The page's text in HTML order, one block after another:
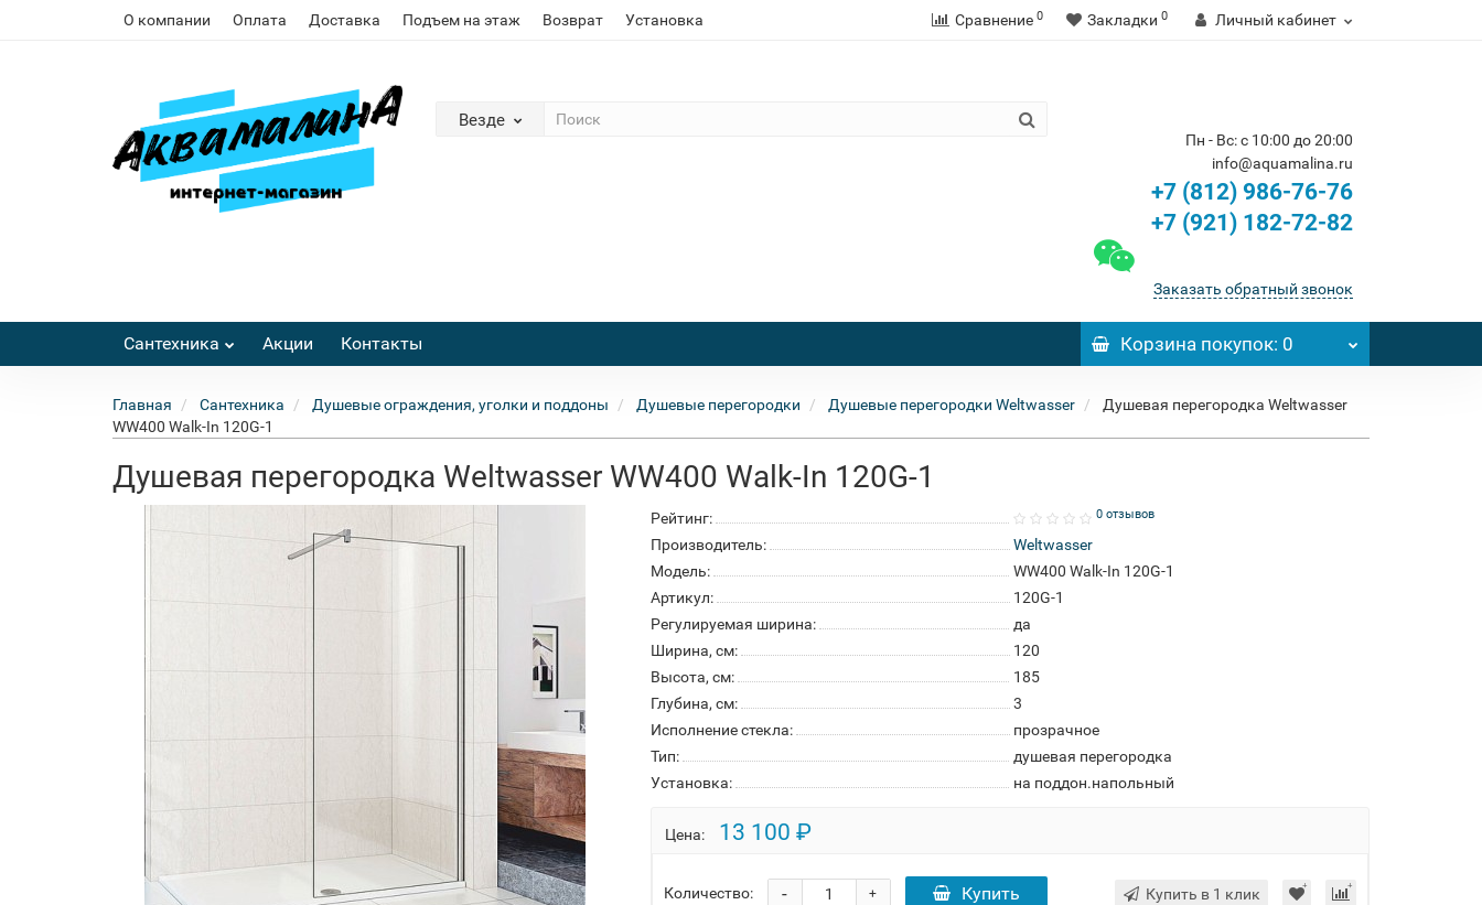
О компании Оплата Доставка Подъем на этаж Возврат Установка Сравнение 0 Закладки 0 Личный кабинет
Везде
Пн - Вс: с 10:00 до 20:00
info@aquamalina.ru
+7 (812) 986-76-76
+7 (921) 182-72-82
Заказать обратный звонок
Сантехника Акции Контакты Корзинапокупок: 0
Главная Сантехника Душевые ограждения, уголки и поддоны Душевые перегородки Душевые перегородки Weltwasser
Душевая перегородка Weltwasser
WW400 Walk-In 120G-1
Душевая перегородка Weltwasser WW400 Walk-In 120G-1
Рейтинг: 0 отзывов
Производитель:
Weltwasser
Модель:
WW400 Walk-In 120G-1
Артикул:
120G-1
Регулируемая ширина:
да
Ширина, см:
120
Высота, см:
185
Глубина, см:
3
Исполнение стекла:
прозрачное
Тип:
душевая перегородка
Установка:
на поддон.напольный
Цена: 13 100 ₽
Количество: +
- Купить Купить в 1 клик